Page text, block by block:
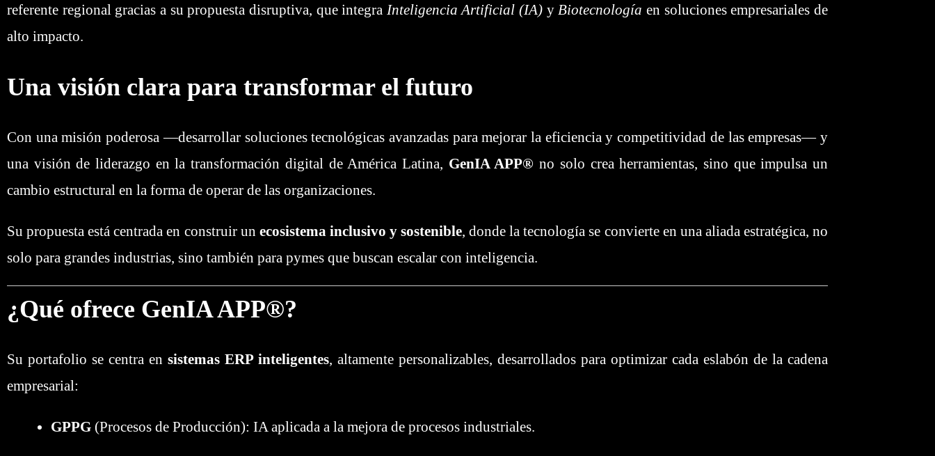
referente regional gracias a su propuesta disruptiva, que integra Inteligencia Artificial (IA) y Biotecnología en soluciones empresariales de
alto impacto.
Una visión clara para transformar el futuro
Con una misión poderosa —desarrollar soluciones tecnológicas avanzadas para mejorar la eficiencia y competitividad de las empresas— y
una visión de liderazgo en la transformación digital de América Latina, GenIA APP® no solo crea herramientas, sino que impulsa un
cambio estructural en la forma de operar de las organizaciones.
Su propuesta está centrada en construir un ecosistema inclusivo y sostenible, donde la tecnología se convierte en una aliada estratégica, no
solo para grandes industrias, sino también para pymes que buscan escalar con inteligencia.
¿Qué ofrece GenIA APP®?
Su portafolio se centra en sistemas ERP inteligentes, altamente personalizables, desarrollados para optimizar cada eslabón de la cadena
empresarial:
GPPG (Procesos de Producción): IA aplicada a la mejora de procesos industriales.